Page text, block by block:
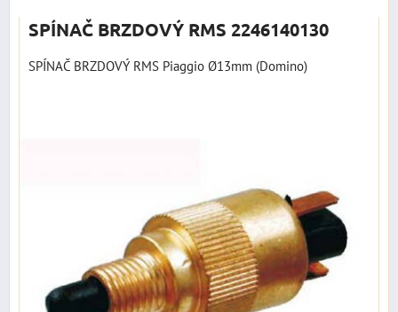
SPÍNAČ BRZDOVÝ RMS 2246140130
SPÍNAČ BRZDOVÝ RMS Piaggio Ø13mm (Domino)